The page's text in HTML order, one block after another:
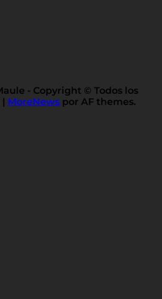
- Copyright © Todos los
MoreNews por AF themes.